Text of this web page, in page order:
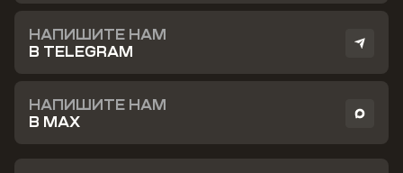
НАПИШИТЕ НАМ
В TELEGRAM
НАПИШИТЕ НАМ
В MAX